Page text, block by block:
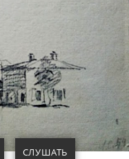
СЛУШАТЬ